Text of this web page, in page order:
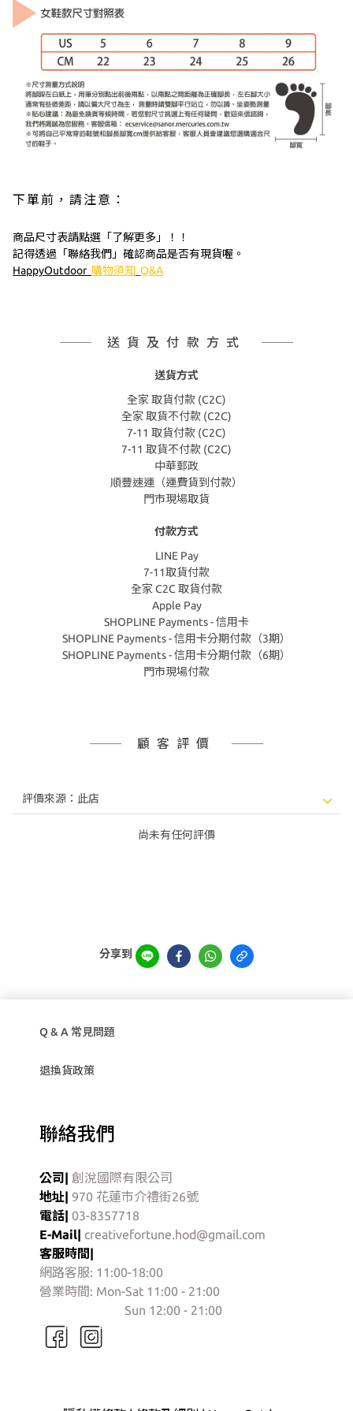
下單前，請注意：
商品尺寸表請點選「了解更多」！！
記得透過「聯絡我們」確認商品是否有現貨喔。
HappyOutdoor 購物須知 Q&A
送貨及付款方式
送貨方式
全家 取貨付款 (C2C)
全家 取貨不付款 (C2C)
7-11 取貨付款 (C2C)
7-11 取貨不付款 (C2C)
中華郵政
順豐速運（運費貨到付款）
門市現場取貨
付款方式
LINE Pay
7-11取貨付款
全家 C2C 取貨付款
Apple Pay
SHOPLINE Payments - 信用卡
SHOPLINE Payments - 信用卡分期付款（3期）
SHOPLINE Payments - 信用卡分期付款（6期）
門市現場付款
顧客評價
尚未有任何評價
分享到
Q & A 常見問題
退換貨政策
聯絡我們
公司| 創涗國際有限公司
地址| 970 花蓮市介禮街26號
電話| 03-8357718
E-Mail| creativefortune.hod@gmail.com
客服時間|
網路客服: 11:00-18:00
營業時間: Mon-Sat 11:00 - 21:00
Sun 12:00 - 21:00